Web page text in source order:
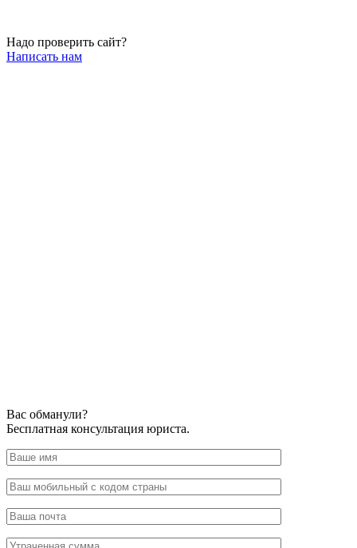
Надо проверить сайт?
Написать нам
Вас обманули?
Бесплатная консультация юриста.